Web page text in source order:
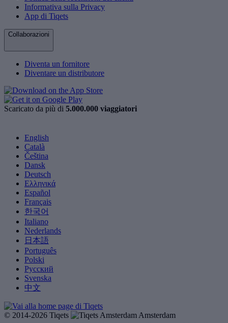
Informativa sulla Privacy
App di Tiqets
Collaborazioni
Diventa un fornitore
Diventare un distributore
Scaricato da più di 5.000.000 viaggiatori
English
Català
Čeština
Dansk
Deutsch
Ελληνικά
Español
Français
한국어
Italiano
Nederlands
日本語
Português
Polski
Русский
Svenska
中文
© 2014-2026 Tiqets
Amsterdam